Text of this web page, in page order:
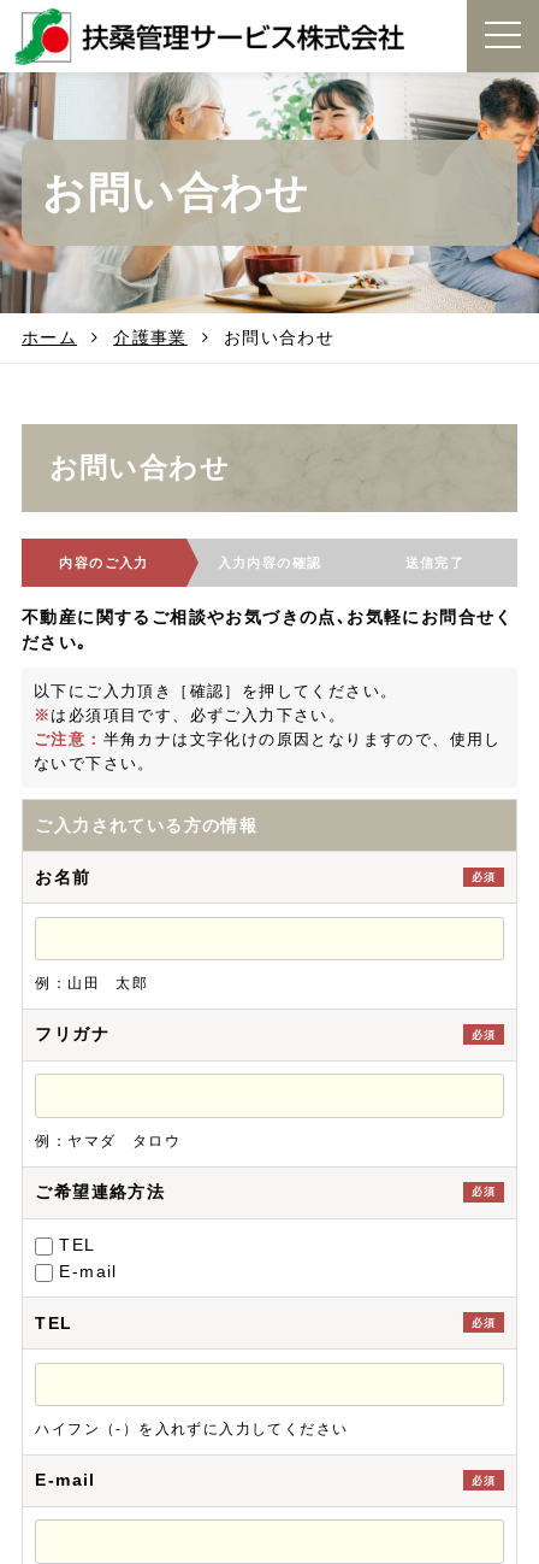
t
g
g
l
i
g
a
お問い合わせ
ホーム 介護事業 お問い合わせ
お問い合わせ
内容のご入力 入力内容の確認 送信完了
不動産に関するご相談やお気づきの点､お気軽にお問合せく
ださい｡
以下にご入力頂き［確認］を押してください。
※ は必須項目です、必ずご入力下さい。
ご注意： 半角カナは文字化けの原因となりますので、使用し
ないで下さい。
ご入力されている方の情報
お名前 必須
例：山田 太郎
フリガナ 必須
例：ヤマダ タロウ
ご希望連絡方法 必須
TEL
E-mail
TEL 必須
ハイフン（-）を入れずに入力してください
E-mail 必須